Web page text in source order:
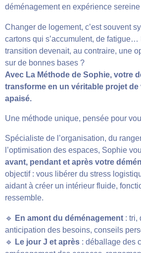
déménagement en expérience sereine
Changer de logement, c’est souvent
cartons qui s’accumulent, de fatigue…
transition devenait, au contraire, une
sur de bonnes bases ?
Avec La Méthode de Sophie, votre
transforme en un véritable projet de
apaisé.
Une méthode unique, pensée pour
Spécialiste de l’organisation, du
l’optimisation des espaces, Sophie
avant, pendant et après votre
objectif : vous libérer du stress
aidant à créer un intérieur fluide,
ressemble.
🔹 En amont du déménagement : tri,
anticipation des besoins, conseils
🔹 Le jour J et après : déballage des